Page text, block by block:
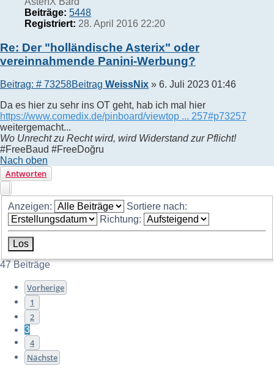
Beiträge: 5448
Registriert: 28. April 2016 22:20
Re: Der "holländische Asterix" oder
vereinnahmende Panini-Werbung?
Beitrag: # 73258Beitrag WeissNix » 6. Juli 2023 01:46
Da es hier zu sehr ins OT geht, hab ich mal hier
https://www.comedix.de/pinboard/viewtop ... 257#p73257
weitergemacht...
Wo Unrecht zu Recht wird, wird Widerstand zur Pflicht!
#FreeBaud #FreeDoğru
Nach oben
Antworten
Anzeigen:
Sortiere nach:
Richtung:
47 Beiträge
Vorherige
1
2
3
4
Nächste